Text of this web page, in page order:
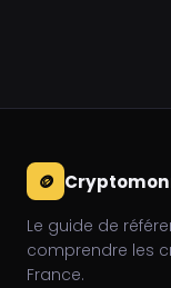
🪙
Le guide de
comprendre les
France.